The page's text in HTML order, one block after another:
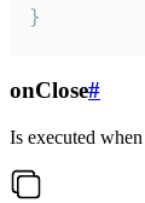
}
onClose#
Is executed